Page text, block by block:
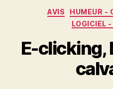
AVIS
HUMEUR -
LOGICIEL
E-clicking,